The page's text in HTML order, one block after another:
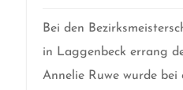
Bei den
in Laggenbeck errang
Annelie Ruwe wurde bei